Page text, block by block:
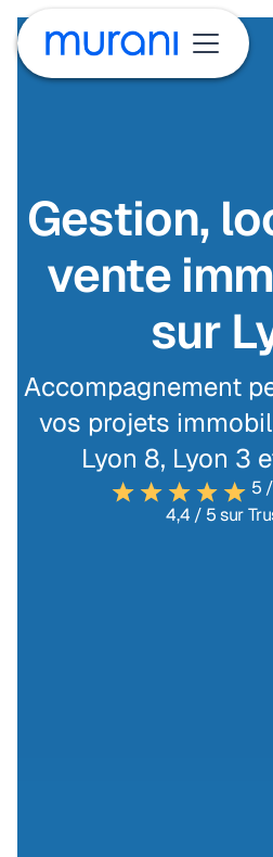
Gestion,
vente
sur
Accompagnement
vos projets
Lyon 8, Lyon 3
5
4,4 / 5 sur